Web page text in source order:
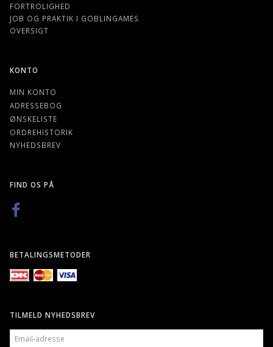
FORTROLIGHED
JOB OG PRAKTIK I GOBLINGAMES
OVERSIGT
KONTO
MIN KONTO
ADRESSEBOG
ØNSKELISTE
ORDREHISTORIK
NYHEDSBREV
FIND OS PÅ
BETALINGSMETODER
TILMELD NYHEDSBREV
EMAIL-
ADRESSE